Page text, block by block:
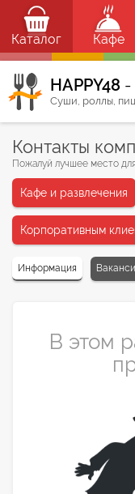
Каталог Кафе
HAPPY48 -
Суши, роллы,
Контакты
Пожалуй лучшее место
Кафе и развлечения
Корпоративным
Информация
В этом